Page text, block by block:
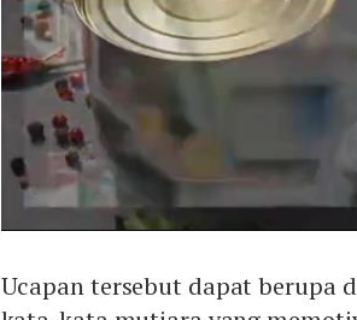
Ucapan tersebut dapat berupa